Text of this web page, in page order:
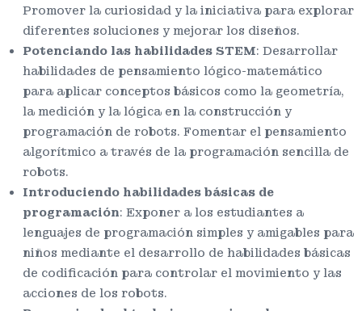
Promover la curiosidad y la iniciativa para explorar
diferentes soluciones y mejorar los diseños.
Potenciando las habilidades STEM: Desarrollar
habilidades de pensamiento lógico-matemático
para aplicar conceptos básicos como la geometría,
la medición y la lógica en la construcción y
programación de robots. Fomentar el pensamiento
algorítmico a través de la programación sencilla de
robots.
Introduciendo habilidades básicas de
programación: Exponer a los estudiantes a
lenguajes de programación simples y amigables para
niños mediante el desarrollo de habilidades básicas
de codificación para controlar el movimiento y las
acciones de los robots.